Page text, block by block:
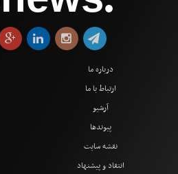
●
درباره ما
ارتباط با ما
آرشیو
پیوندها
نقشه سایت
انتقاد و پیشنهاد